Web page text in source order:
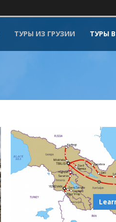
ТУРЫ ИЗ ГРУЗИИ ТУРЫ